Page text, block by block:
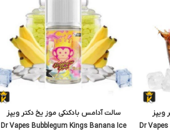
ویپز
Dr
سالت آدامس بادکنکی موز یخ دکتر ویپز
Dr Vapes Bubblegum Kings Banana Ice